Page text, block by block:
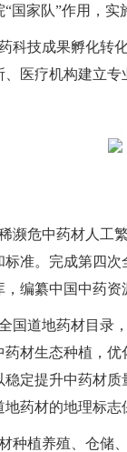
国家队”作用，实
科技成果孵化转
医疗机构建立
濒危中药材人工
准。完成第四
编纂中国中药资
国道地药材目录
材生态种植，
定提升中药材
药材的地理标
种植养殖、仓储